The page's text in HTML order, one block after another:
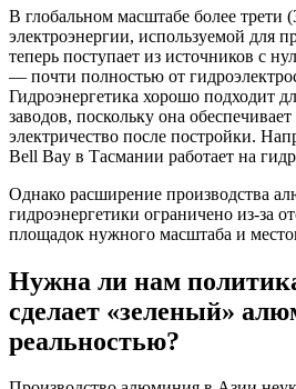
В глобальном масштабе более трети
электроэнергии, используемой для
теперь поступает из источников с
— почти полностью от
Гидроэнергетика хорошо подходит
заводов, поскольку она
электричество после постройки.
Bell Bay в Тасмании работает на
Однако расширение производства
гидроэнергетики ограничено из-за
площадок нужного масштаба и
Нужна ли нам
сделает «зеленый»
реальностью?